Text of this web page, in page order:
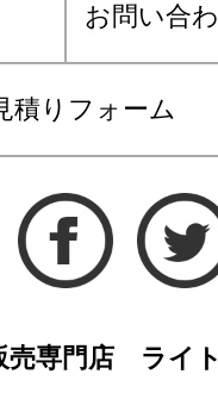
お問い合
積りフォーム
売専門店 ライ